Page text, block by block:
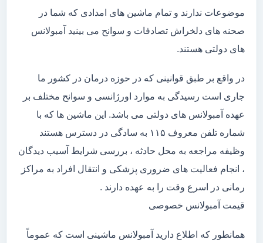
موضوعات ندارند و تمام ماشین های امدادی که شما در
صحنه های دلخراش تصادفات و سوانح می بینید آمبولانس
های دولتی هستند.
در واقع بر طبق قوانینی که در حوزه درمان در کشور ما
جاری است رسیدگی به موارد اورژانسی و سوانح مختلف بر
عهده آمبولانس های دولتی می باشد. این ماشین ها که با
شماره تلفن معروف ۱۱۵ به سادگی در دسترس هستند
وظیفه مراجعه به محل حادثه ، بررسی شرایط آسیب دیدگان
، انجام فعالیت های ضروری پزشکی و انتقال افراد به مراکز
رمانی در اسرع وقت را به عهده دارند .
قیمت آمبولانس خصوصی
همانطور که اطلاع دارید آمبولانس ماشینی است که عموماً